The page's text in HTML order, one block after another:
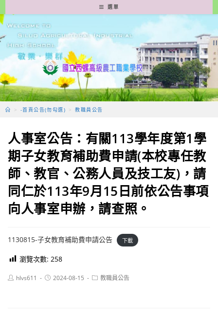
轉
至
要
容
選單
> -首頁公告(勿勾選) > 教職員公告
人事室公告：有關113學年度第1學
期子女教育補助費申請(本校專任教
師、教官、公務人員及技工友)，請
同仁於113年9月15日前依公告事項
向人事室申辦，請查照。
1130815-子女教育補助費申請公告 下載
瀏覽次數: 258
Posthlvs611
Post2024-08-15
Post教職員公告